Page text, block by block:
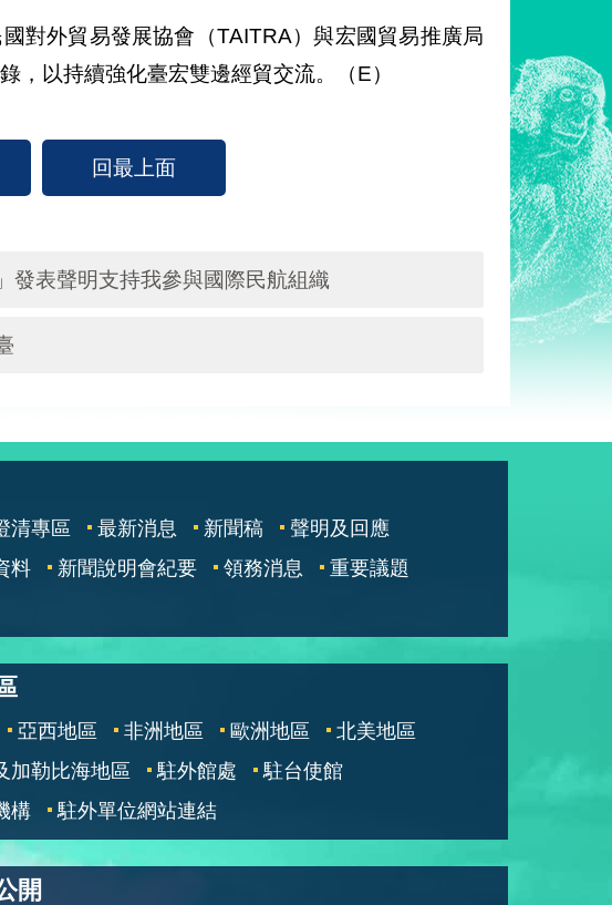
對外貿易發展協會（TAITRA）與宏國貿易推廣局
，以持續強化臺宏雙邊經貿交流。（E）
回最上面
發表聲明支持我參與國際民航組織
清專區 最新消息 新聞稿
聲明及回應
料
新聞說明會紀要 領務消息
重要議題
亞西地區 非洲地區 歐洲地區
北美地區
加勒比海地區
駐外館處
駐台使館
構
駐外單位網站連結
開